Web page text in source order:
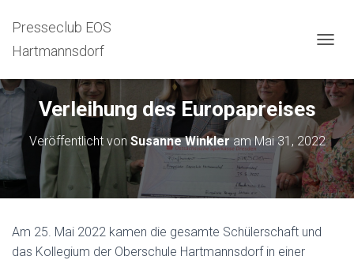
Presseclub EOS
Hartmannsdorf
V
I
G
A
T
I
O
N
U
Verleihung des Europapreises
Veröffentlicht von Susanne Winkleram Mai 31, 2022
Am 25. Mai 2022 kamen die gesamte Schülerschaft und
das Kollegium der Oberschule Hartmannsdorf in einer